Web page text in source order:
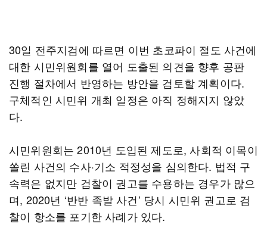
30일 전주지검에 따르면 이번 초코파이 절도 사건에
대한 시민위원회를 열어 도출된 의견을 향후 공판
진행 절차에서 반영하는 방안을 검토할 계획이다.
구체적인 시민위 개최 일정은 아직 정해지지 않았
다.
시민위원회는 2010년 도입된 제도로, 사회적 이목이
쏠린 사건의 수사·기소 적정성을 심의한다. 법적 구
속력은 없지만 검찰이 권고를 수용하는 경우가 많으
며, 2020년 ‘반반 족발 사건’ 당시 시민위 권고로 검
찰이 항소를 포기한 사례가 있다.